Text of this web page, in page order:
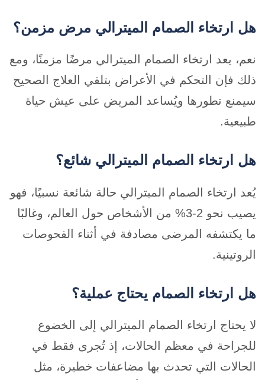
هل ارتخاء الصمام الميترالي مرض مزمن؟
نعم، يعد ارتخاء الصمام الميترالي مرضًا مزمنًا، ومع
ذلك فإن التحكم في الأعراض بتلقي العلاج الصحيح
سيمنع تطورها ويُساعد المريض على عيش حياة
طبيعية.
هل ارتخاء الصمام الميترالي شائع؟
يُعد ارتخاء الصمام الميترالي حالة شائعة نسبيًا، فهو
يصيب نحو 2-3% من الأشخاص حول العالم، وغالبًا
ما يكتشفه المرضى مصادفة في أثناء الفحوصات
الروتينية.
هل ارتخاء الصمام يحتاج عملية؟
لا يحتاج ارتخاء الصمام الميترالي إلى الخضوع
للجراحة في معظم الحالات، إذ تُجرى فقط في
الحالات التي تحدث بها مضاعفات خطيرة، مثل